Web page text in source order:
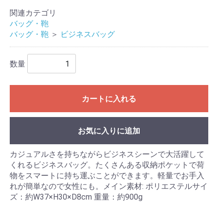
関連カテゴリ
バッグ・鞄
バッグ・鞄 ＞ ビジネスバッグ
数量
カートに入れる
お気に入りに追加
カジュアルさを持ちながらビジネスシーンで大活躍して
くれるビジネスバッグ。たくさんある収納ポケットで荷
物をスマートに持ち運ぶことができます。軽量でお手入
れが簡単なので女性にも。メイン素材: ポリエステルサイ
ズ：約W37×H30×D8cm 重量：約900g